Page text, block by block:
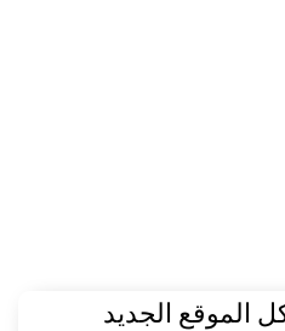
الموقع الجديد